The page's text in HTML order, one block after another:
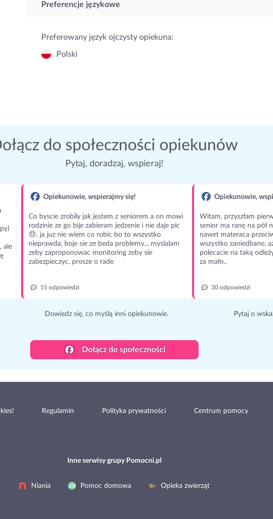
Preferencje językowe
Preferowany język ojczysty opiekuna:
Polski
do społeczności opiekunów
Pytaj, doradzaj, wspieraj!
ale
Opiekunowie, wspierajmy się!
Co byscie zrobily jak jestem z seniorem a on mowi
rodzinie ze go bije zabieram jedzenie i nie daje pic
😞. ja juz nie wiem co robic bo to wszystko
nieprawda, boje sie ze beda problemy... myslalam
zeby zaproponowac monitoring zeby sie
zabezpieczyc, prosze o rade
15 odpowiedzi
Dowiedz się, co myślą inni opiekunowie.
Opiekunowie,
Witam, przyszłam
senior ma ranę na pół
nawet materaca
wszystko zaniedbane,
polecacie na taką
za mało..
30 odpowiedzi
Pytaj o
Dołącz do społeczności
Regulamin Polityka prywatności Centrum pomocy
Inne serwisy grupy Pomocni.pl
Niania Pomoc domowa Opieka zwierząt